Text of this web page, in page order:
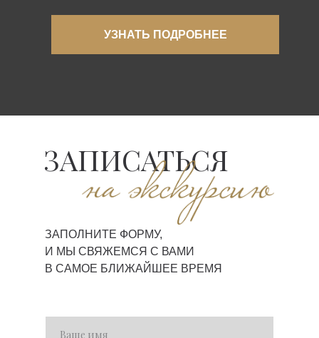
УЗНАТЬ ПОДРОБНЕЕ
ЗАПИСАТЬСЯ
ЗАПОЛНИТЕ ФОРМУ,
И МЫ СВЯЖЕМСЯ С ВАМИ
В САМОЕ БЛИЖАЙШЕЕ ВРЕМЯ